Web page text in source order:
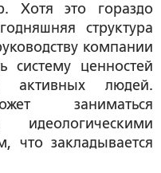
Хотя это гораздо
структура
компании
систему ценностей
активных людей.
заниматься
идеологическими
что закладывается